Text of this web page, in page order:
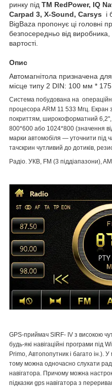
ринку під ТМ RedPower, IQ
Carpad 3, X-Sound, Carsys і
BigBaza пропонує ці головні
безпосередньо від
вартості.
Опис
Автомагнітола призначена
місце типу 2 DIN: 100 мм *
Система побудована на
процесора ARM 11 533 Мгц. Екран
покриттям, широкоформатний 6,2",
800*600 або 1024*800 (значення
марки автомобіля — уточнити під
тачскрин чутливий до дотиків,
Радіо. УКВ, FM (3 піддіапазони),
GPS-приймач SIRF- IV з високою
будь-які навігаційні програми під
Primo, Автопопутник і багато ін.). У
тому можна одночасно слухати
навігатора. Причому можна
підказки gps навігатора з